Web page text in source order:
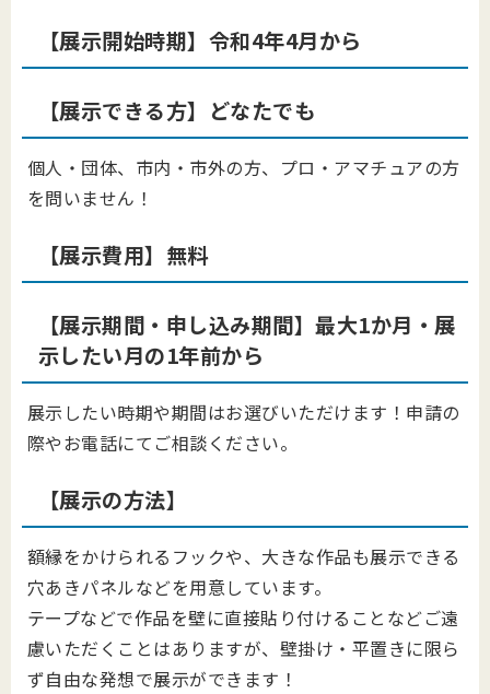
【展示開始時期】令和4年4月から
【展示できる方】どなたでも
個人・団体、市内・市外の方、プロ・アマチュアの方
を問いません！
【展示費用】無料
【展示期間・申し込み期間】最大1か月・展
示したい月の1年前から
展示したい時期や期間はお選びいただけます！申請の
際やお電話にてご相談ください。
【展示の方法】
額縁をかけられるフックや、大きな作品も展示できる
穴あきパネルなどを用意しています。
テープなどで作品を壁に直接貼り付けることなどご遠
慮いただくことはありますが、壁掛け・平置きに限ら
ず自由な発想で展示ができます！